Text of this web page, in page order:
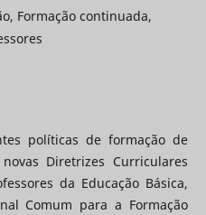
Formação continuada,
políticas de formação de
Diretrizes Curriculares
da Educação Básica,
Comum para a Formação